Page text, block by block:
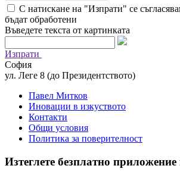
С натискане на "Изпрати" се
бъдат обработени
Въведете текста от картинката
Изпрати
София
ул. Леге 8 (до Президентството)
Павел Митков
Иновации в изкуството
Контакти
Общи условия
Политика за поверителност
Изтеглете безплатно